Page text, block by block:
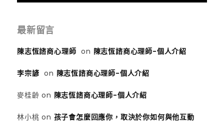
最新留言
陳志恆諮商心理師 on 陳志恆諮商心理師-個人介紹
李宗諺 on 陳志恆諮商心理師-個人介紹
麥桂齡 on 陳志恆諮商心理師-個人介紹
林小桃 on 孩子會怎麼回應你，取決於你如何與他互動